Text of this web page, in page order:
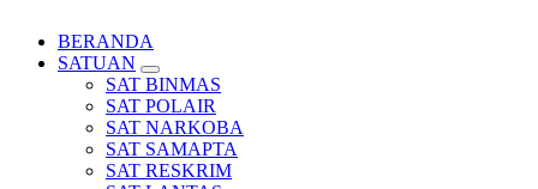
BERANDA
SATUAN
SAT BINMAS
SAT POLAIR
SAT NARKOBA
SAT SAMAPTA
SAT RESKRIM